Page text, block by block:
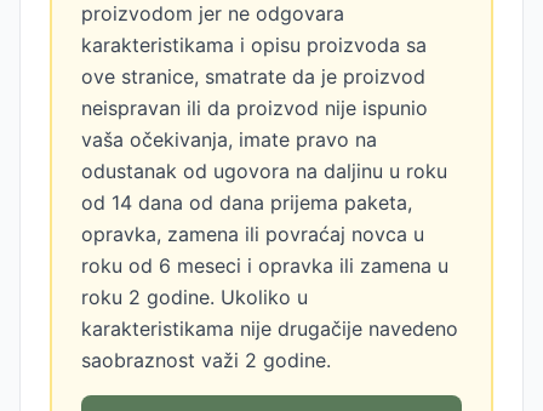
proizvodom jer ne odgovara
karakteristikama i opisu proizvoda sa
ove stranice, smatrate da je proizvod
neispravan ili da proizvod nije ispunio
vaša očekivanja, imate pravo na
odustanak od ugovora na daljinu u roku
od 14 dana od dana prijema paketa,
opravka, zamena ili povraćaj novca u
roku od 6 meseci i opravka ili zamena u
roku 2 godine. Ukoliko u
karakteristikama nije drugačije navedeno
saobraznost važi 2 godine.